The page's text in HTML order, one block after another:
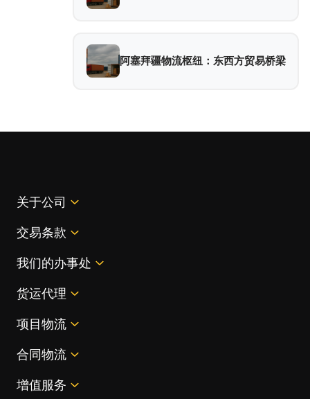
阿塞拜疆物流枢纽：东西方贸易桥梁
关于公司
交易条款
我们的办事处
货运代理
项目物流
合同物流
增值服务